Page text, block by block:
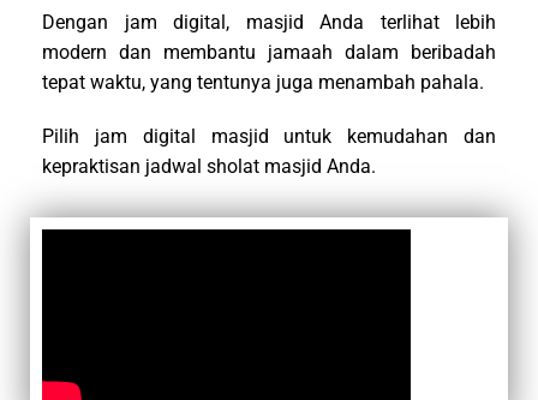
Dengan jam digital, masjid Anda terlihat lebih
modern dan membantu jamaah dalam beribadah
tepat waktu, yang tentunya juga menambah pahala.
Pilih jam digital masjid untuk kemudahan dan
kepraktisan jadwal sholat masjid Anda.